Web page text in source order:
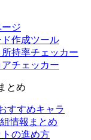
ジ
作成ツール
持率チェッカー
チェッカー
とめ
すすめキャラ
情報まとめ
の進め方